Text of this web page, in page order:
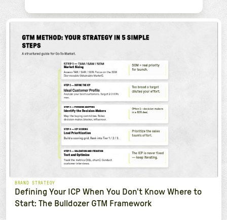
BRAND STRATEGY
Defining Your ICP When You Don't Know Where to
Start: The Bulldozer GTM Framework